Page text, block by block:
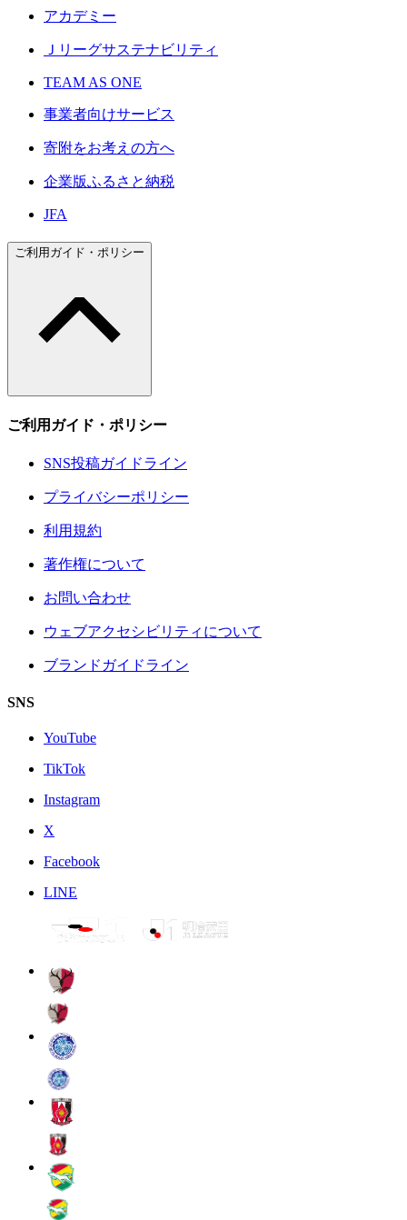
アカデミー
Ｊリーグサステナビリティ
TEAM AS ONE
事業者向けサービス
寄附をお考えの方へ
企業版ふるさと納税
JFA
ご利用ガイド・ポリシー
ご利用ガイド・ポリシー
SNS投稿ガイドライン
プライバシーポリシー
利用規約
著作権について
お問い合わせ
ウェブアクセシビリティについて
ブランドガイドライン
SNS
YouTube
TikTok
Instagram
X
Facebook
LINE